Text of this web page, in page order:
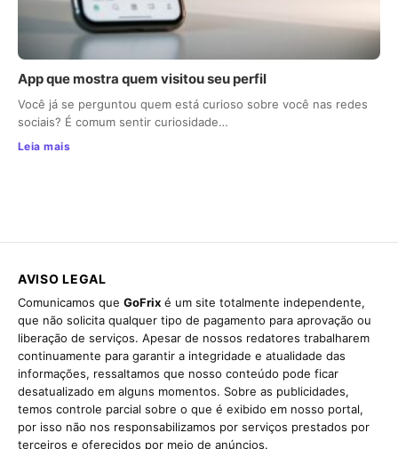
App que mostra quem visitou seu perfil
Você já se perguntou quem está curioso sobre você nas redes
sociais? É comum sentir curiosidade…
Leia mais
AVISO LEGAL
Comunicamos que GoFrix é um site totalmente independente,
que não solicita qualquer tipo de pagamento para aprovação ou
liberação de serviços. Apesar de nossos redatores trabalharem
continuamente para garantir a integridade e atualidade das
informações, ressaltamos que nosso conteúdo pode ficar
desatualizado em alguns momentos. Sobre as publicidades,
temos controle parcial sobre o que é exibido em nosso portal,
por isso não nos responsabilizamos por serviços prestados por
terceiros e oferecidos por meio de anúncios.